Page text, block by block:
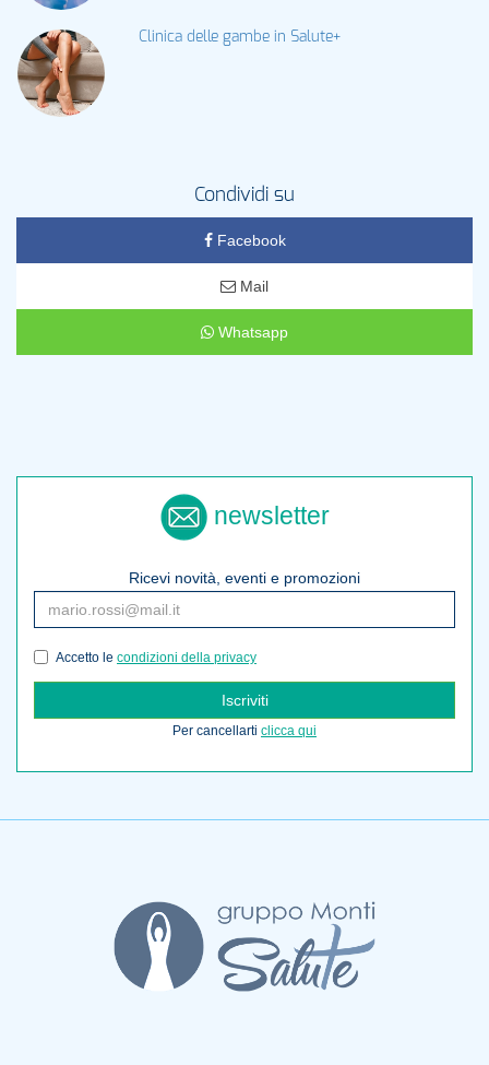
Clinica delle gambe in Salute+
Condividi su
Facebook
Mail
Whatsapp
newsletter
Ricevi novità, eventi e promozioni
Accetto le condizioni della privacy
Iscriviti
Per cancellarti clicca qui